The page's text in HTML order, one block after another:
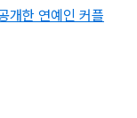
개한 연예인 커플